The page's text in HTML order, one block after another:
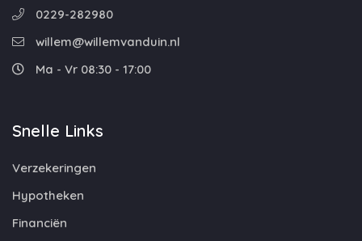
0229-282980
willem@willemvanduin.nl
Ma - Vr 08:30 - 17:00
Snelle Links
Verzekeringen
Hypotheken
Financiën